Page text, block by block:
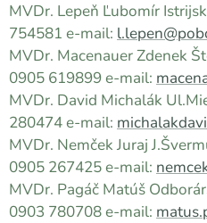
MVDr. Lepeň Ľubomír
754581 e-mail:
MVDr. Macenauer Zdenek
0905 619899 e-mail:
MVDr. David Michalák
280474 e-mail:
MVDr. Nemček Juraj
0905 267425 e-mail:
MVDr. Pagáč Matúš
0903 780708 e-mail: